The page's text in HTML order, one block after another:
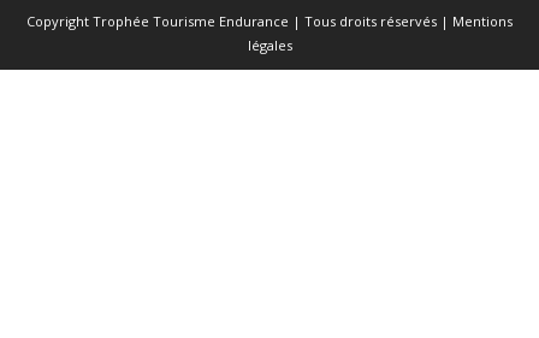
Copyright Trophée Tourisme Endurance | Tous droits réservés | Mentions
légales